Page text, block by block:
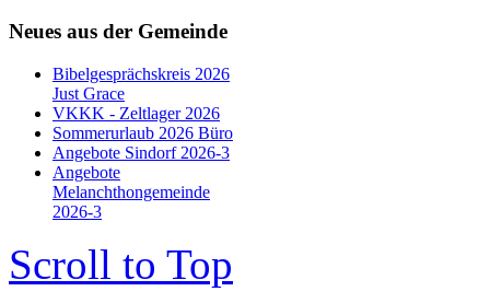
Neues aus der Gemeinde
Bibelgesprächskreis 2026
Just Grace
VKKK - Zeltlager 2026
Sommerurlaub 2026 Büro
Angebote Sindorf 2026-3
Angebote
Melanchthongemeinde
2026-3
Scroll to Top